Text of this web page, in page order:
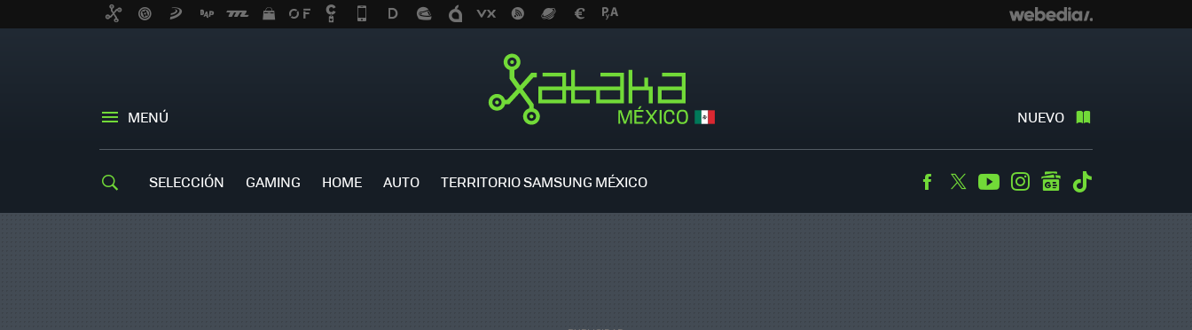
MENÚ NUEVO
SELECCIÓN GAMING HOME AUTO TERRITORIO SAMSUNG MÉXICO Facebook
TwitterYoutubeInstagramgooglenews